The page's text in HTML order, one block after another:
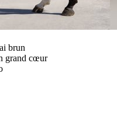
brun
grand cœur